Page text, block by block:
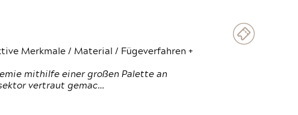
Merkmale / Material / Fügeverfahren +
mithilfe einer großen Palette an
vertraut gemac…